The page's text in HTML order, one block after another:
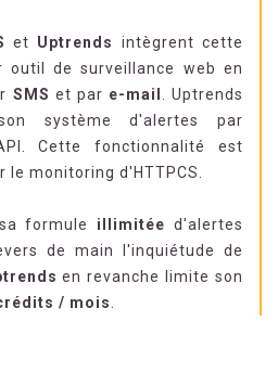
et Uptrends
intègrent cette
outil de surveillance web en
SMS et par e-mail
. Uptrends
système d'alertes par
Cette fonctionnalité est
monitoring d'HTTPCS.
formule illimitée d'alertes
de main l'inquiétude de
en revanche limite son
/ mois